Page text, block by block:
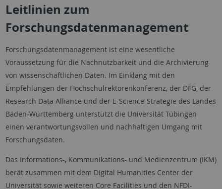
Leitlinien zum
Forschungsdatenmanagement
Forschungsdatenmanagement ist eine wesentliche
Voraussetzung für die Nachnutzbarkeit und die Archivierung
von wissenschaftlichen Daten. Im Einklang mit den
Empfehlungen der Hochschulrektorenkonferenz, der DFG, der
Research Data Alliance und der E-Science-Strategie des Landes
Baden-Württemberg unterstützt die Universität Tübingen
einen verantwortungsvollen und nachhaltigen Umgang mit
Forschungsdaten.
Das Informations-, Kommunikations- und Medienzentrum (IKM)
berät zusammen mit dem Digital Humanities Center der
Universität sowie weiteren Core Facilities und den NFDI-